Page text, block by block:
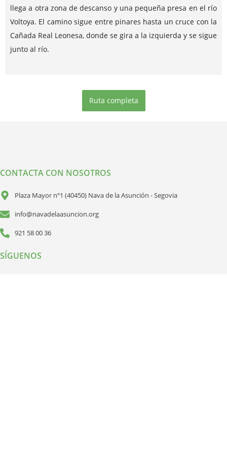
llega a otra zona de descanso y una pequeña presa en el río
Voltoya. El camino sigue entre pinares hasta un cruce con la
Cañada Real Leonesa, donde se gira a la izquierda y se sigue
junto al río.
Ruta completa
CONTACTA CON NOSOTROS
Plaza Mayor nº1 (40450) Nava de la Asunción - Segovia
info@navadelaasuncion.org
921 58 00 36
SÍGUENOS